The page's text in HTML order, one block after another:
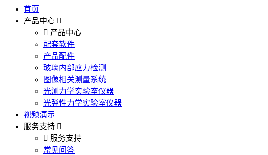
首页
产品中心
产品中心
配套软件
产品配件
玻璃内部应力检测
图像相关测量系统
光测力学实验室仪器
光弹性力学实验室仪器
视频演示
服务支持
服务支持
常见问答